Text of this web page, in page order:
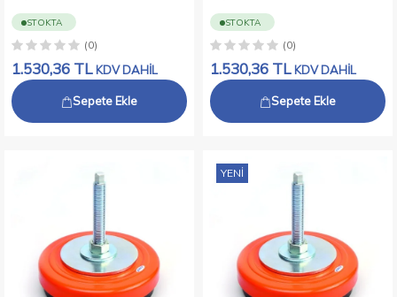
STOKTA
(0)
1.530,36 TL KDV DAHİL
Sepete Ekle
STOKTA
(0)
1.530,36 TL KDV DAHİL
Sepete Ekle
YENI